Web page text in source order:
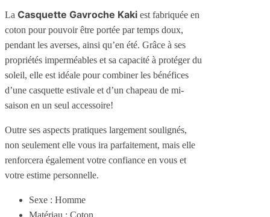
La Casquette Gavroche Kaki est fabriquée en
coton pour pouvoir être portée par temps doux,
pendant les averses, ainsi qu’en été. Grâce à ses
propriétés imperméables et sa capacité à protéger du
soleil, elle est idéale pour combiner les bénéfices
d’une casquette estivale et d’un chapeau de mi-
saison en un seul accessoire!
Outre ses aspects pratiques largement soulignés,
non seulement elle vous ira parfaitement, mais elle
renforcera également votre confiance en vous et
votre estime personnelle.
Sexe : Homme
Matériau : Coton